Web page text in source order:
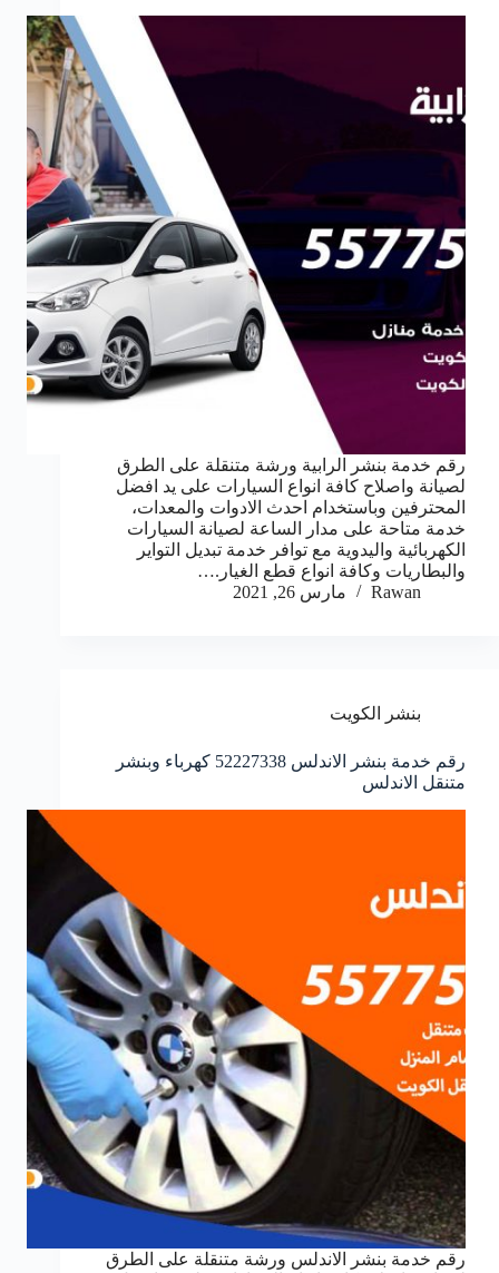
رقم خدمة بنشر الرابية ورشة متنقلة على الطرق
لصيانة واصلاح كافة انواع السيارات على يد افضل
المحترفين وباستخدام احدث الادوات والمعدات،
خدمة متاحة على مدار الساعة لصيانة السيارات
الكهربائية واليدوية مع توافر خدمة تبديل التواير
والبطاريات وكافة انواع قطع الغيار.…
Rawan
مارس 26, 2021
بنشر الكويت
رقم خدمة بنشر الاندلس 52227338 كهرباء وبنشر
متنقل الاندلس
رقم خدمة بنشر الاندلس ورشة متنقلة على الطرق